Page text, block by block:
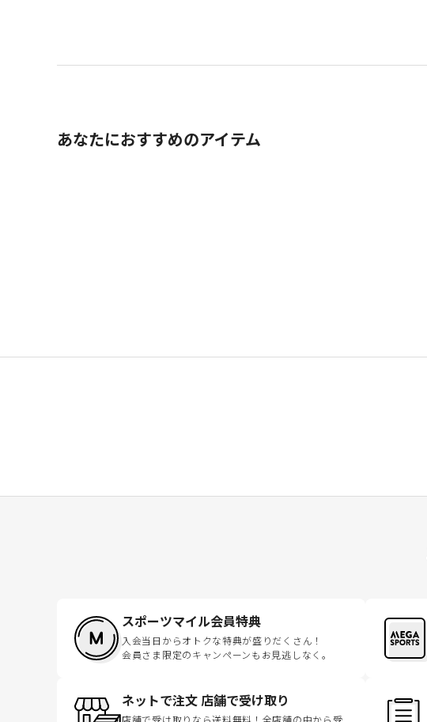
あなたにおすすめのアイテム
スポーツマイル会員特典
入会当日からオトクな特典が盛りだくさん！
会員さま限定のキャンペーンもお見逃しなく。
ネットで注文 店舗で受け取り
店舗で受け取りなら送料無料！全店舗の中から受